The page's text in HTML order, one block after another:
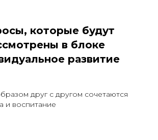
которые будут
в блоке
развитие
друг с другом сочетаются
и воспитание